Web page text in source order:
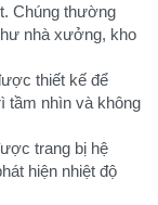
Chúng thường
nhà xưởng, kho
thiết kế để
tầm nhìn và không
trang bị hệ
hiện nhiệt độ